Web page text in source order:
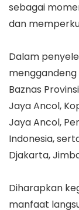
sebagai
dan
Dalam
Baznas
Jaya Ancol,
Jaya Ancol,
Indonesia,
Djakarta,
Diharapkan
manfaat